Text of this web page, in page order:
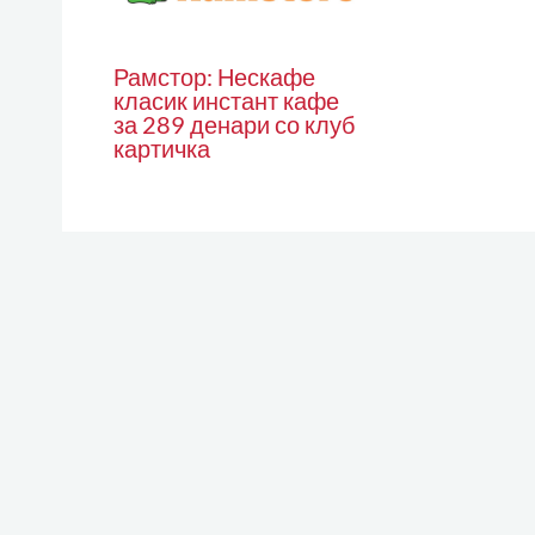
Рамстор: Нескафе
класик инстант кафе
за 289 денари со клуб
картичка